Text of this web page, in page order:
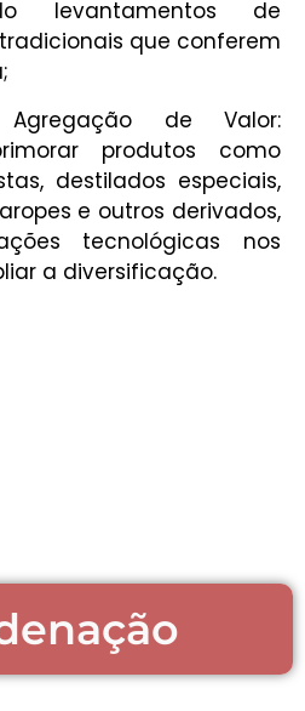
levantamentos de
que conferem
de Valor:
produtos como
destilados especiais,
e outros derivados,
tecnológicas nos
a diversificação.